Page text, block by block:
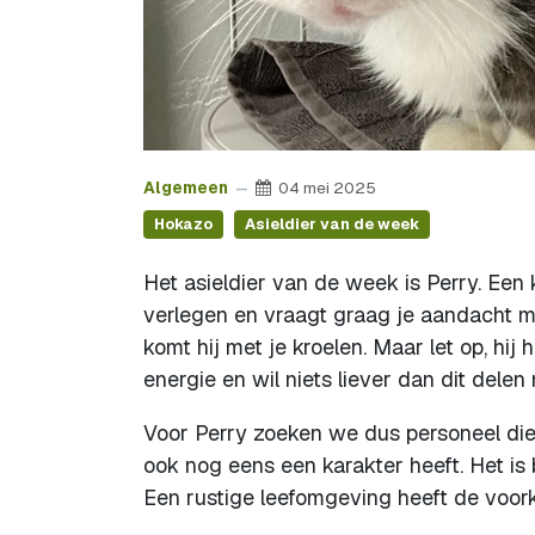
Algemeen 04 mei 2025
Hokazo Asieldier van de week
Het asieldier van de week is Perry.
verlegen en vraagt graag je aandacht
komt hij met je kroelen. Maar let op, hij
energie en wil niets liever dan dit delen
Voor Perry zoeken we dus personeel
ook nog eens een karakter heeft. Het
Een rustige leefomgeving heeft de